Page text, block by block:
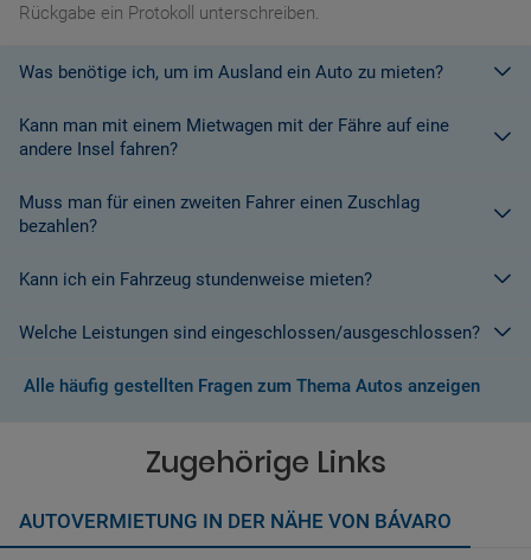
Rückgabe ein Protokoll unterschreiben.
Was benötige ich, um im Ausland ein Auto zu mieten?
Mit einem europäischen Führerschein ist es kein Problem ein
Fahrzeug zu mieten. In Europa und bei den meisten
Kann man mit einem Mietwagen mit der Fähre auf eine
andere Insel fahren?
Die meisten Fahrzeugvermieter erlauben aus Gründen des
Versicherungsschutzes an Bord eines Schiffes nicht, dass ihre
Informationen finden Sie in den Bedingungen des Vermieters.
Muss man für einen zweiten Fahrer einen Zuschlag
bezahlen?
Ja. Für jeden zusätzlichen Fahrer muss am Zielort ein Zuschlag
Sonderangebot informiert, bei dem ein zusätzlicher Fahrer
Kann ich ein Fahrzeug stundenweise mieten?
Derzeit ist der Mindestzeitraum für eine Autoanmietung 24
Welche Leistungen sind eingeschlossen/ausgeschlossen?
Normalerweise werden Ihnen in den AGB's die Leistungen beim
(Normalerweise mit SB)
ausgeschlossen
Vollkasko Versicherung
Alle häufig gestellten Fragen zum Thema Autos anzeigen
Zugehörige Links
AUTOVERMIETUNG IN DER NÄHE VON BÁVARO